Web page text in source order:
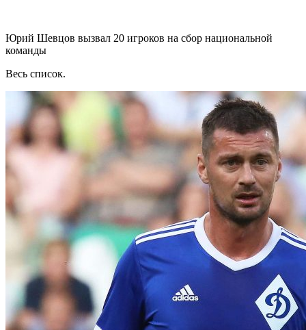
Юрий Шевцов вызвал 20 игроков на сбор национальной
команды
Весь список.